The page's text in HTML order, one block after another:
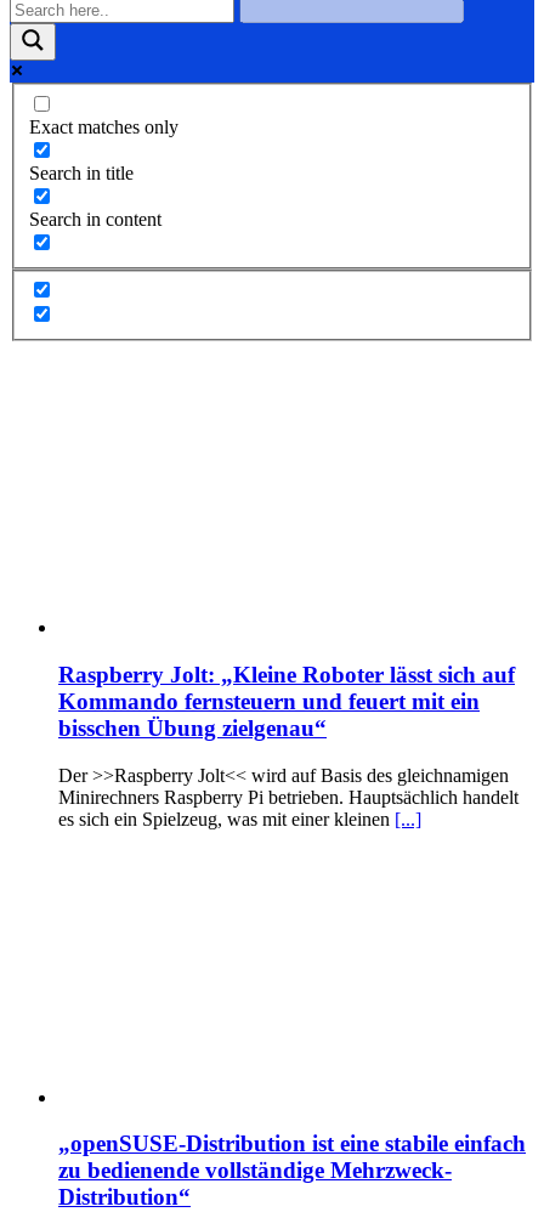
Exact matches only
Search in title
Search in content
Raspberry Jolt: „Kleine Roboter lässt sich auf
Kommando fernsteuern und feuert mit ein
bisschen Übung zielgenau“
Der >>Raspberry Jolt<< wird auf Basis des gleichnamigen
Minirechners Raspberry Pi betrieben. Hauptsächlich handelt
es sich ein Spielzeug, was mit einer kleinen [...]
„openSUSE-Distribution ist eine stabile einfach
zu bedienende vollständige Mehrzweck-
Distribution“